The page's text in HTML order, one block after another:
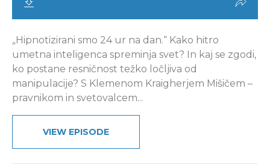
„Hipnotizirani smo 24 ur na dan.“ Kako hitro
umetna inteligenca spreminja svet? In kaj se zgodi,
ko postane resničnost težko ločljiva od
manipulacije? S Klemenom Kraigherjem Mišičem –
pravnikom in svetovalcem...
VIEW EPISODE